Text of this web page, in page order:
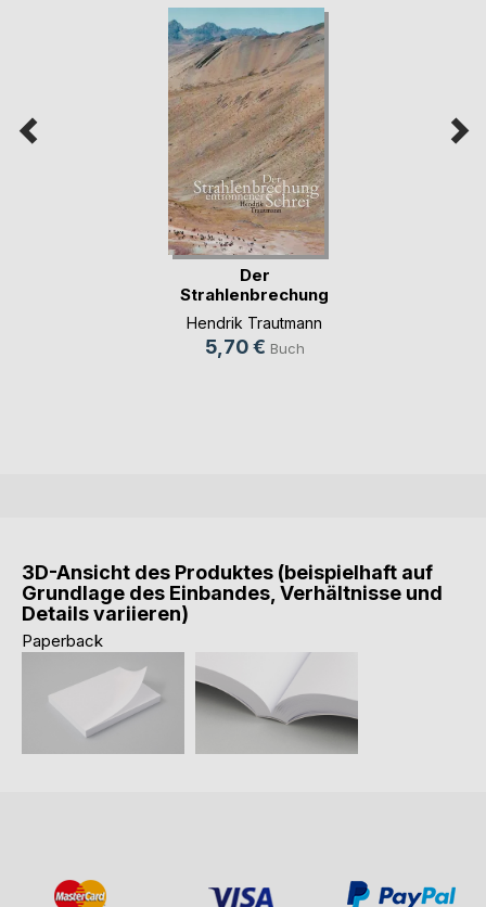
Der
Strahlenbrechung
entronnener Schrei
Hendrik Trautmann
5,70 € Buch
3D-Ansicht des Produktes (beispielhaft auf
Grundlage des Einbandes, Verhältnisse und
Details variieren)
Paperback